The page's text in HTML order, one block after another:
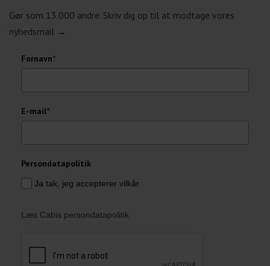
Gør som 13.000 andre. Skriv dig op til at modtage vores
nyhedsmail →
Fornavn*
E-mail*
Persondatapolitik
Ja tak, jeg accepterer vilkår
Læs Cabis persondatapolitik